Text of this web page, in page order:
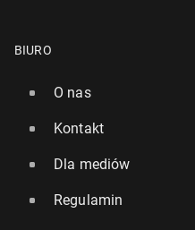
BIURO
O nas
Kontakt
Dla mediów
Regulamin